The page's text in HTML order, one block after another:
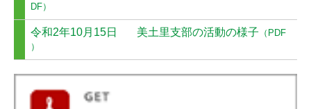
ボランティア連絡協議会
各種相談窓口
DF）
令和2年10月15日 美土里支部の活動の様子 （ PDF
）